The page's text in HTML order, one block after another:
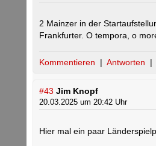
2 Mainzer in der
Frankfurter. O tempora, o
Kommentieren | Antworten |
#43 Jim Knopf
20.03.2025 um 20:42 Uhr
Hier mal ein paar